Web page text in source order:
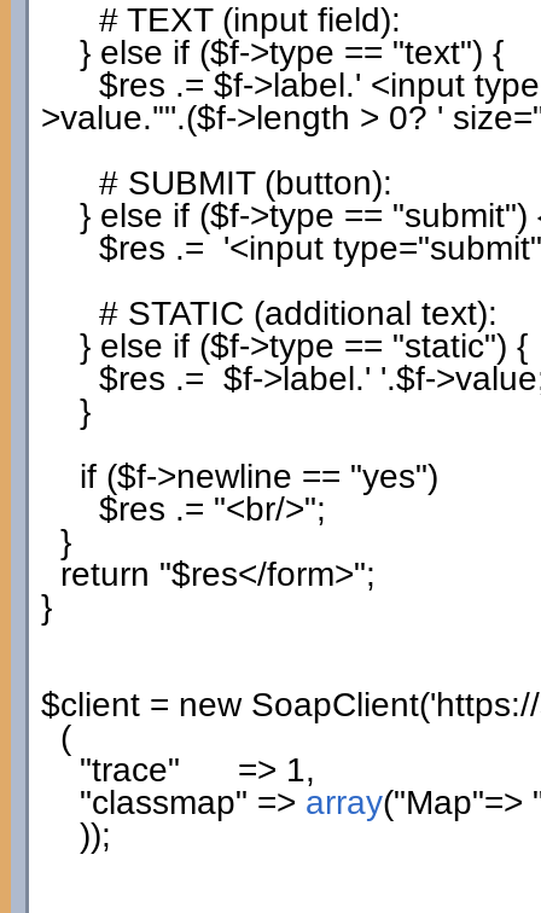
# TEXT (input field):
} else if ($f->type == "text") {
$res .= $f->label.' <input
>value.'"'.($f->length > 0? '
# SUBMIT (button):
} else if ($f->type == "submit")
$res .= '<input
# STATIC (additional text):
} else if ($f->type == "static") {
$res .= $f->label.' '.$f->value
}
if ($f->newline == "yes")
$res .= "<br/>";
}
return "$res</form>";
}
$client= newSoapClient(
(
"trace" => 1,
"classmap" => array("Map"=>
));